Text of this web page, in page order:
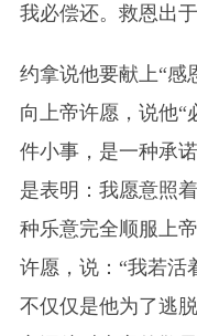
我必偿还。救恩出
约拿说他要献上“感
向上帝许愿，说他“
件小事，是一种承
是表明：我愿意照
种乐意完全顺服上
许愿，说：“我若活
不仅仅是他为了逃